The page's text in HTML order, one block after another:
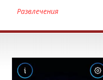
Развлечения